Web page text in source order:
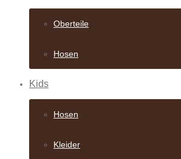
Oberteile
Hosen
Kids
Hosen
Kleider